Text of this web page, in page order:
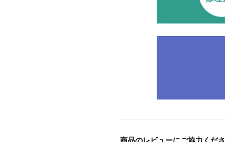
商品のレビューにご協力くだ